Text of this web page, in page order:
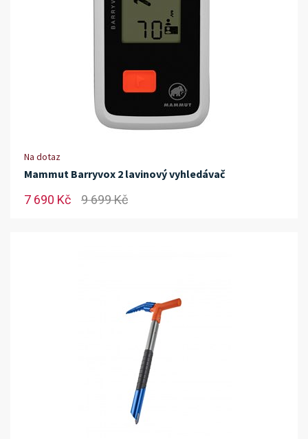
Na dotaz
Mammut Barryvox 2 lavinový vyhledávač
7 690 Kč 9 699 Kč